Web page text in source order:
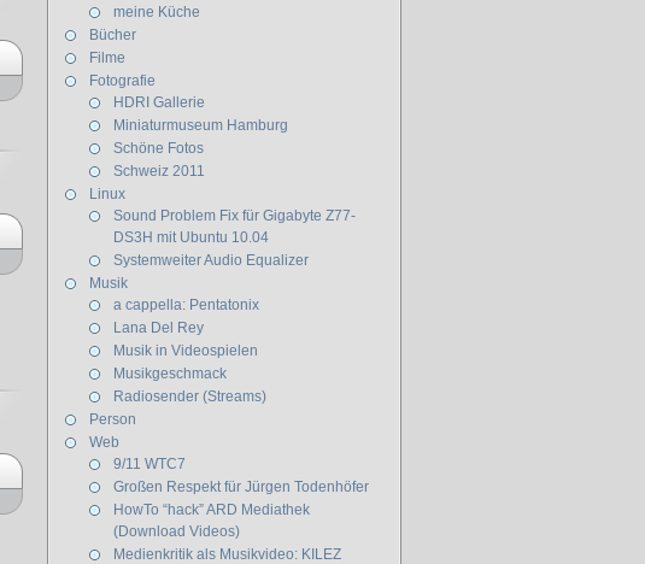
meine Küche
Bücher
Filme
Fotografie
HDRI Gallerie
Miniaturmuseum Hamburg
Schöne Fotos
Schweiz 2011
Linux
Sound Problem Fix für Gigabyte Z77-
DS3H mit Ubuntu 10.04
Systemweiter Audio Equalizer
Musik
a cappella: Pentatonix
Lana Del Rey
Musik in Videospielen
Musikgeschmack
Radiosender (Streams)
Person
Web
9/11 WTC7
Großen Respekt für Jürgen Todenhöfer
HowTo “hack” ARD Mediathek
(Download Videos)
Medienkritik als Musikvideo: KILEZ